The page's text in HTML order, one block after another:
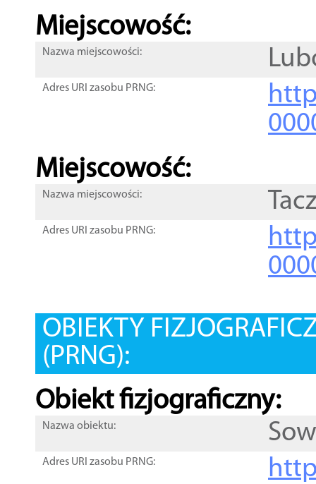
Miejscowość:
Nazwa miejscowości:
Adres URI zasobu PRNG:
Miejscowość:
Nazwa miejscowości:
Adres URI zasobu PRNG:
OBIEKTY
(PRNG):
Obiekt fizjograficzny:
Nazwa obiektu:
Adres URI zasobu PRNG: